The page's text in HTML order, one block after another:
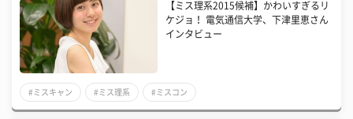
【ミス理系2015候補】かわいすぎるリ
ケジョ！ 電気通信大学、下津里恵さん
インタビュー
#ミスキャン #ミス理系 #ミスコン